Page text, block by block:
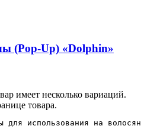
(Pop-Up) «Dolphin»
имеет несколько вариаций.
товара.
для использования на